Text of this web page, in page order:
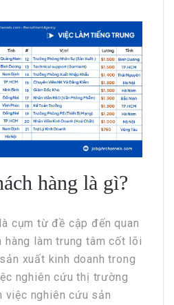
hàng là gì?
cụm từ đề cập đến quan
hàng làm trung tâm cốt lõi
xuất kinh doanh trong
nghiên cứu thị trường
việc nghiên cứu sản